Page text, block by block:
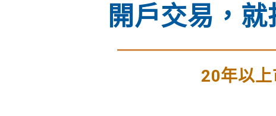
開戶交易，
20年以上